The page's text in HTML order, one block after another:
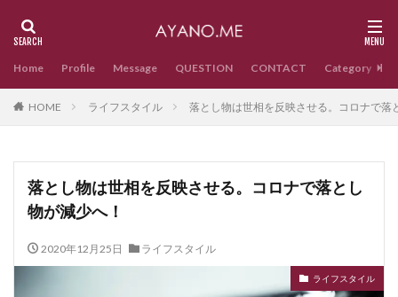
Home Profile Message QUESTION CONTACT Category
HOME ライフスタイル 落とし物は世相を反映させる。コロナで落
落とし物は世相を反映させる。コロナで落とし
物が減少へ！
2020年12月25日 ライフスタイル
ライフスタイル